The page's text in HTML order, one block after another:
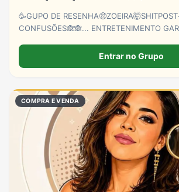
🥳GUPO DE
CONFUSÕES🙈🙈... ENTRETENIMENTO
Entrar no Grupo
COMPRA E VENDA